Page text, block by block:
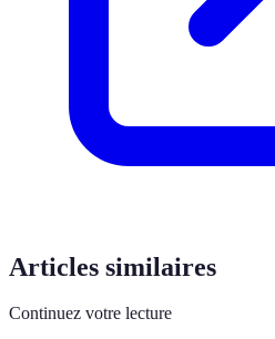
Articles similaires
Continuez votre lecture